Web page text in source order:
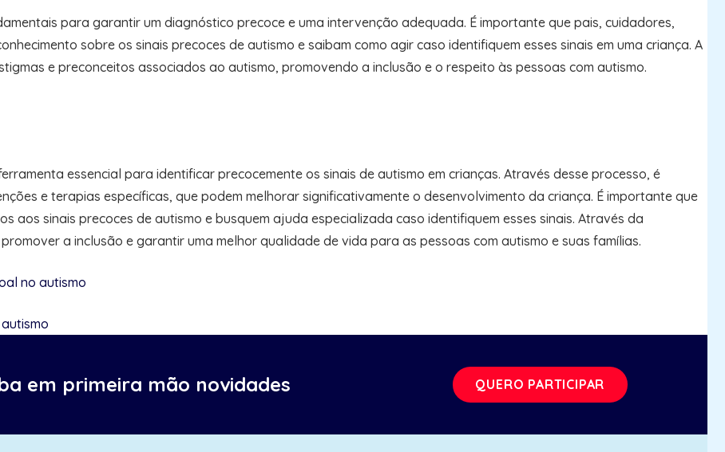
para garantir um diagnóstico precoce e uma intervenção adequada. É importante que pais, cuidadores,
sobre os sinais precoces de autismo e saibam como agir caso identifiquem esses sinais em uma criança. A
e preconceitos associados ao autismo, promovendo a inclusão e o respeito às pessoas com autismo.
essencial para identificar precocemente os sinais de autismo em crianças. Através desse processo, é
e terapias específicas, que podem melhorar significativamente o desenvolvimento da criança. É importante que
aos sinais precoces de autismo e busquem ajuda especializada caso identifiquem esses sinais. Através da
a inclusão e garantir uma melhor qualidade de vida para as pessoas com autismo e suas famílias.
no autismo
em primeira mão novidades QUERO PARTICIPAR